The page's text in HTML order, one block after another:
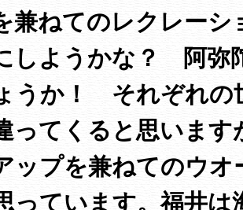
兼ねてのレクレーシ
しようかな？ 阿弥
うか！ それぞれの
ってくると思います
ップを兼ねてのウオ
っています。福井は